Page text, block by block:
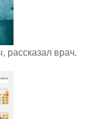
рассказал врач.